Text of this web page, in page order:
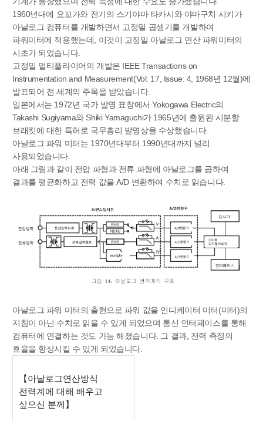
1960년대에 요꼬가와 전기의 스기야마 타카시와 야마구치 시키가
아날로그 컴퓨터를 개발하면서 고정밀 곱셈기를 개발하여
파워미터에 적용했는데, 이것이 고정밀 아날로그 연산 파워미터의
시초가 되었습니다.
고정밀 멀티플라이어의 개발은 IEEE Transactions on
Instrumentation and Measurement(Vol: 17, Issue: 4, 1968년 12월)에
발표되어 전 세계의 주목을 받았습니다.
일본에서는 1972년 국가 발명 표창에서 Yokogawa Electric의
Takashi Sugiyama와 Shiki Yamaguchi가 1965년에 출원된 시분할
브래킷에 대한 특허로 국무총리 발명상을 수상했습니다.
아날로그 파워 미터는 1970년대부터 1990년대까지 널리
사용되었습니다.
아래 그림과 같이 전압 파형과 전류 파형에 아날로그를 곱하여
결과를 평균화하고 전력 값을 A/D 변환하여 수치로 읽습니다.
아날로그 파워 미터의 출현으로 파워 값을 인디케이터 미터(미터)의
지침이 아닌 수치로 읽을 수 있게 되었으며 통신 인터페이스를 통해
컴퓨터에 연결하는 것도 가능 해졌습니다. 그 결과, 전력 측정의
효율을 향상시킬 수 있게 되었습니다.
【아날로그연산방식
전력계에 대해 배우고
싶으신 분께】